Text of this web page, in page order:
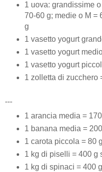
1 uova: grandissime
70-60 g; medie o M =
g
1 vasetto yogurt
1 vasetto yogurt
1 vasetto yogurt
1 zolletta di zucchero
---
1 arancia media =
1 banana media =
1 carota piccola = 80 g
1 kg di piselli = 400 g
1 kg di spinaci = 400